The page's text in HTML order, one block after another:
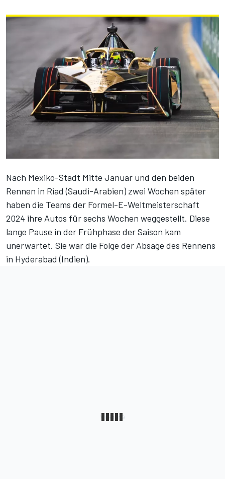
Nach Mexiko-Stadt Mitte Januar und den beiden
Rennen in Riad (Saudi-Arabien) zwei Wochen später
haben die Teams der Formel-E-Weltmeisterschaft
2024 ihre Autos für sechs Wochen weggestellt. Diese
lange Pause in der Frühphase der Saison kam
unerwartet. Sie war die Folge der Absage des Rennens
in Hyderabad (Indien).